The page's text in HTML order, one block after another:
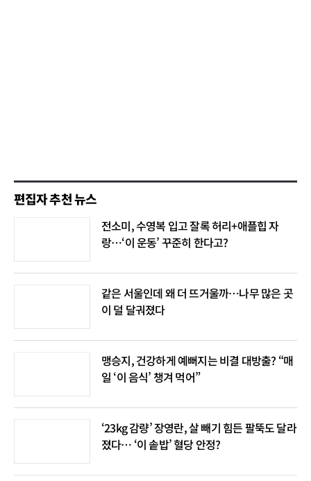
편집자 추천 뉴스
전소미, 수영복 입고 잘록 허리+애플힙 자
랑…‘이 운동’ 꾸준히 한다고?
같은 서울인데 왜 더 뜨거울까…나무 많은 곳
이 덜 달궈졌다
맹승지, 건강하게 예뻐지는 비결 대방출? “매
일 ‘이 음식’ 챙겨 먹어”
‘23kg 감량’ 장영란, 살 빼기 힘든 팔뚝도 달라
졌다… ‘이 솥밥’ 혈당 안정?